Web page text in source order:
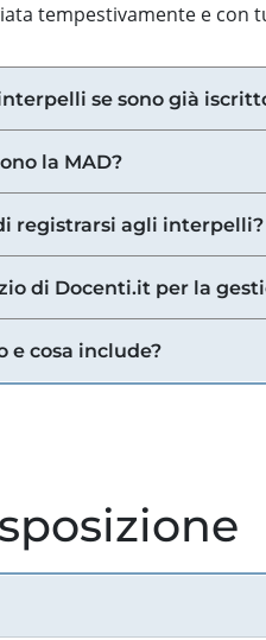
tempestivamente e
se sono già
la MAD?
registrarsi agli interpelli?
di Docenti.it per la
e cosa include?